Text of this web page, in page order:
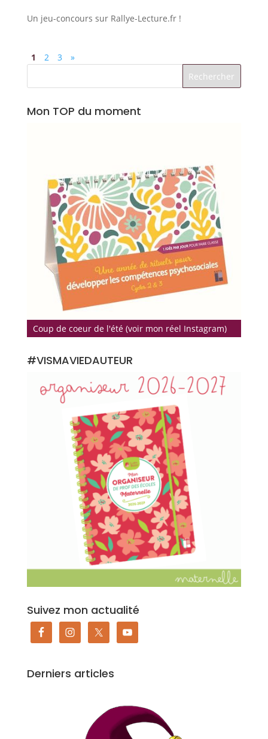
Un jeu-concours sur Rallye-Lecture.fr !
1 2 3 »
Mon TOP du moment
Coup de coeur de l'été (voir mon réel Instagram)
#VISMAVIEDAUTEUR
Suivez mon actualité
Derniers articles